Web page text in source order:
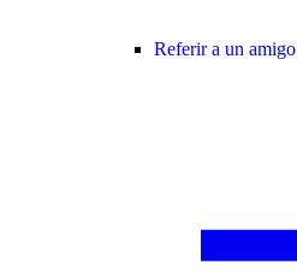
Referir a un amigo